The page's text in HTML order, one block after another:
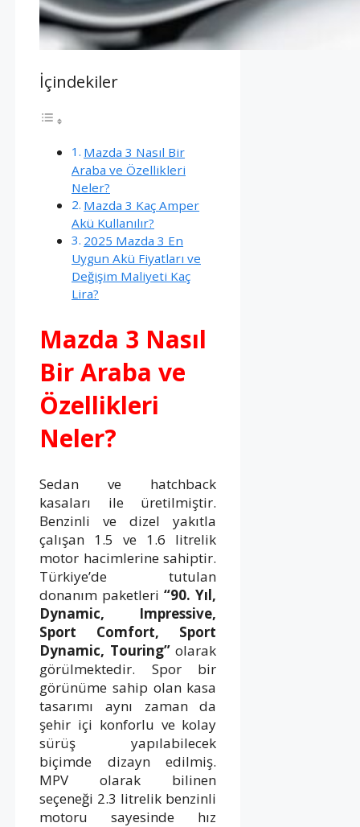
İçindekiler
Mazda 3 Nasıl Bir
Araba ve Özellikleri
Neler?
Mazda 3 Kaç Amper
Akü Kullanılır?
2025 Mazda 3 En
Uygun Akü Fiyatları ve
Değişim Maliyeti Kaç
Lira?
Mazda 3 Nasıl
Bir Araba ve
Özellikleri
Neler?
Sedan ve hatchback
kasaları ile üretilmiştir.
Benzinli ve dizel yakıtla
çalışan 1.5 ve 1.6 litrelik
motor hacimlerine sahiptir.
Türkiye’de tutulan
donanım paketleri“90. Yıl,
Dynamic, Impressive,
Sport Comfort, Sport
Dynamic, Touring”olarak
görülmektedir. Spor bir
görünüme sahip olan kasa
tasarımı aynı zaman da
şehir içi konforlu ve kolay
sürüş yapılabilecek
biçimde dizayn edilmiş.
MPV olarak bilinen
seçeneği 2.3 litrelik benzinli
motoru sayesinde hız